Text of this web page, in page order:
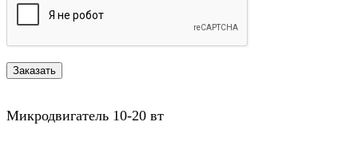
Микродвигатель 10-20 вт